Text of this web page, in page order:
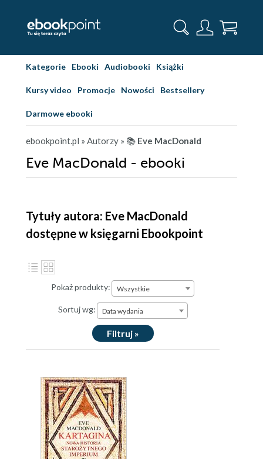
Kategorie Ebooki Audiobooki Książki
Kursy video Promocje Nowości Bestsellery
Darmowe ebooki
ebookpoint.pl » Autorzy » 📚 Eve MacDonald
Eve MacDonald - ebooki
Tytuły autora: Eve MacDonald
dostępne w księgarni Ebookpoint
Pokaż produkty: Wszystkie
Sortuj wg: Data wydania
Filtruj »